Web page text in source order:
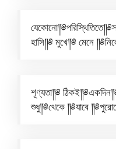
হাসি༎༅ মুখে༎༅ মেনে
শূণ্যতা༎༅
শুধু༎༅থেকে ༎༅যাবে